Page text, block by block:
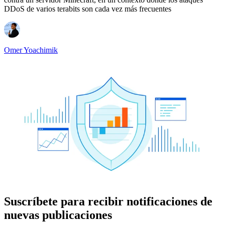
DDoS de varios terabits son cada vez más frecuentes
Omer Yoachimik
Suscríbete para recibir notificaciones de
nuevas publicaciones